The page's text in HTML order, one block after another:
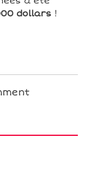
dollars !